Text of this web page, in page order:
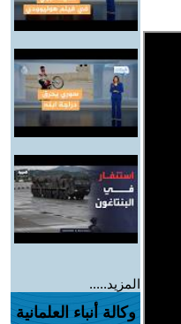
المزيد.....
وكالة أنباء العلمانية